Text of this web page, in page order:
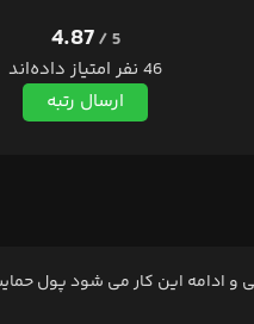
5 /
4.87
46 نفر امتیاز داده‌اند
ارسال رتبه
و ادامه این کار می شود پول